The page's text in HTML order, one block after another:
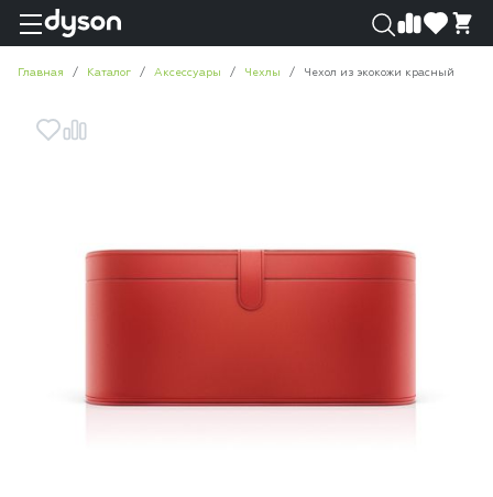
Главная Каталог Аксессуары Чехлы Чехол из экокожи красный